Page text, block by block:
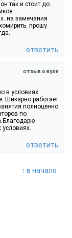
так и стоит до
на замечания
прошу
ответить
отзыв о вузе
в условиях
Шикарно работает
полноценно
по
условиях.
ответить
↑ в начало